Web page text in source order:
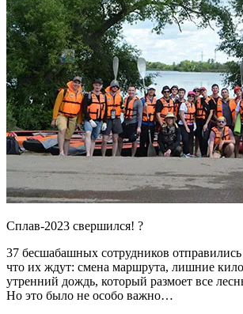
Сплав-2023 свершился! ?
37 бесшабашных сотрудников отправились
что их ждут: смена маршрута, лишние
утренний дождь, который размоет все
Но это было не особо важно…